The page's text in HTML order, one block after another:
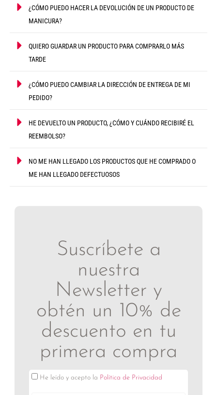
¿CÓMO PUEDO HACER LA DEVOLUCIÓN DE UN PRODUCTO DE
MANICURA?
QUIERO GUARDAR UN PRODUCTO PARA COMPRARLO MÁS
TARDE
¿CÓMO PUEDO CAMBIAR LA DIRECCIÓN DE ENTREGA DE MI
PEDIDO?
HE DEVUELTO UN PRODUCTO, ¿CÓMO Y CUÁNDO RECIBIRÉ EL
REEMBOLSO?
NO ME HAN LLEGADO LOS PRODUCTOS QUE HE COMPRADO O
ME HAN LLEGADO DEFECTUOSOS
Suscríbete a
nuestra
Newsletter y
obtén un 10% de
descuento en tu
primera compra
He leído y acepto la Política de Privacidad